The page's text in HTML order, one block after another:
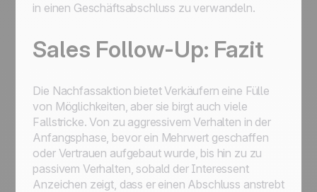
in einen Geschäftsabschluss zu verwandeln.
Sales Follow-Up: Fazit
Die Nachfassaktion bietet Verkäufern eine Fülle
von Möglichkeiten, aber sie birgt auch viele
Fallstricke. Von zu aggressivem Verhalten in der
Anfangsphase, bevor ein Mehrwert geschaffen
oder Vertrauen aufgebaut wurde, bis hin zu zu
passivem Verhalten, sobald der Interessent
Anzeichen zeigt, dass er einen Abschluss anstrebt